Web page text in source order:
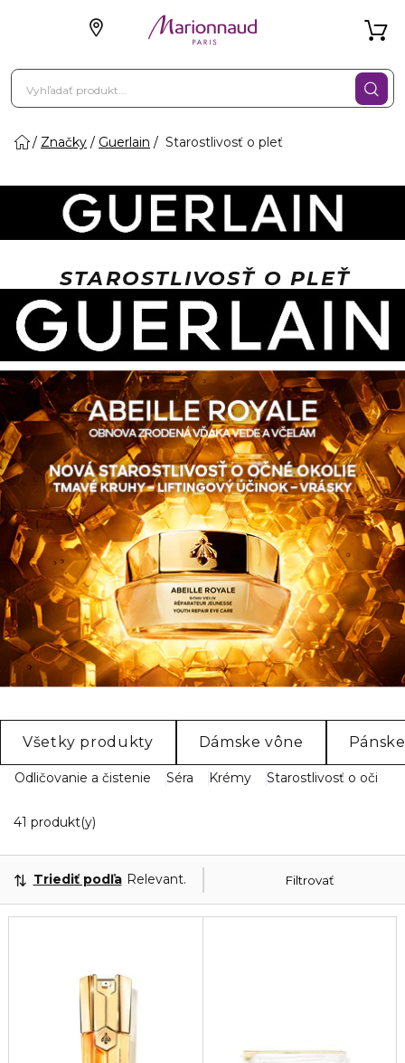
Značky Guerlain Starostlivosť o pleť
STAROSTLIVOSŤ O PLEŤ
Všetky produkty Dámske vône
Odličovanie a čistenie Séra Krémy Starostlivosť o oči
41 produkt(y)
Filtrovať
Triediť podľa Relevantnosť